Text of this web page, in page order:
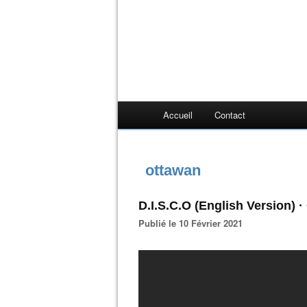
Accueil Contact
ottawan
D.I.S.C.O (English Version)
Publié le 10 Février 2021